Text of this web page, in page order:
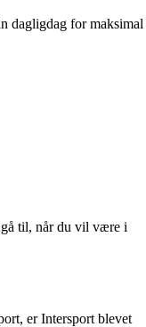
dagligdag for maksimal
gå til, når du vil være i
er Intersport blevet